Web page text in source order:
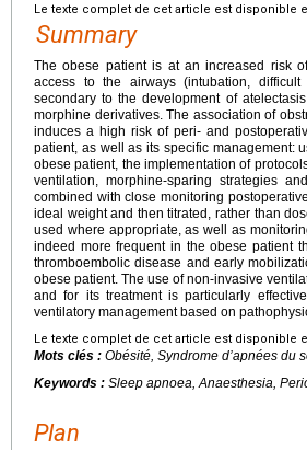
Le texte complet de cet article est disponible
Summary
The obese patient is at an increased risk
access to the airways (intubation,
secondary to the development of
morphine derivatives. The association of
induces a high risk of peri- and
patient, as well as its specific management:
obese patient, the implementation of
ventilation, morphine-sparing strategies
combined with close monitoring
ideal weight and then titrated, rather than
used where appropriate, as well as
indeed more frequent in the obese patient
thromboembolic disease and early
obese patient. The use of non-invasive
and for its treatment is particularly
ventilatory management based on
Le texte complet de cet article est disponible
Mots clés : Obésité, Syndrome d’apnées du
Keywords : Sleep apnoea, Anaesthesia,
Plan